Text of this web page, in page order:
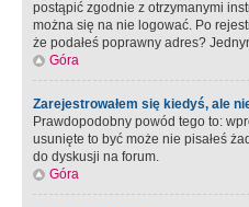
postąpić zgodnie z otrzymanymi
można się na nie logować. Po
że podałeś poprawny adres?
Góra
Zarejestrowałem się kiedyś, ale
Prawdopodobny powód tego to:
usunięte to być może nie pisałeś
do dyskusji na forum.
Góra